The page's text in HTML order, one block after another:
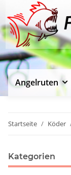
Angelruten
Startseite Köder
Kategorien